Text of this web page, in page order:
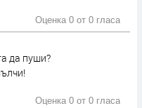
Оценка 0 от 0 гласа
да пуши?
Оценка 0 от 0 гласа